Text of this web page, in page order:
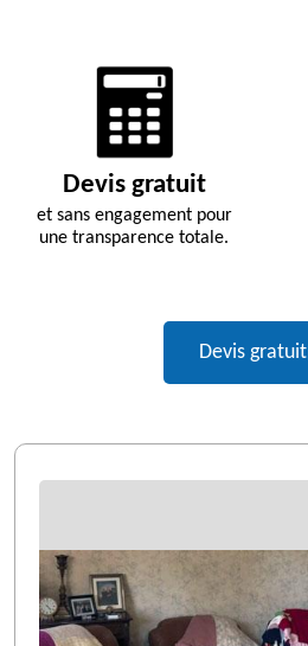
Devis gratuit
et sans engagement pour
une transparence totale.
Devis gratuit